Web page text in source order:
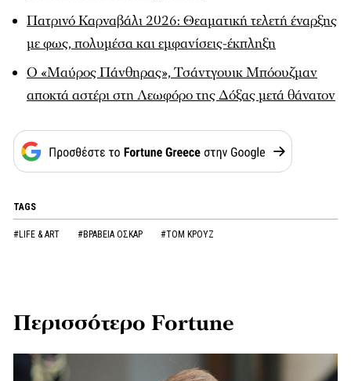
Πατρινό Καρναβάλι 2026: Θεαματική τελετή έναρξης
με φως, πολυμέσα και εμφανίσεις-έκπληξη
Ο «Μαύρος Πάνθηρας», Τσάντγουικ Μπόουζμαν
αποκτά αστέρι στη Λεωφόρο της Δόξας μετά θάνατον
TAGS
#LIFE & ART #ΒΡΑΒΕΙΑ ΟΣΚΑΡ #ΤΟΜ ΚΡΟΥΖ
Περισσότερο Fortune